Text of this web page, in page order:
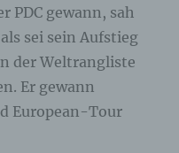
PDC gewann, sah
sei sein Aufstieg
der Weltrangliste
Er gewann
European-Tour